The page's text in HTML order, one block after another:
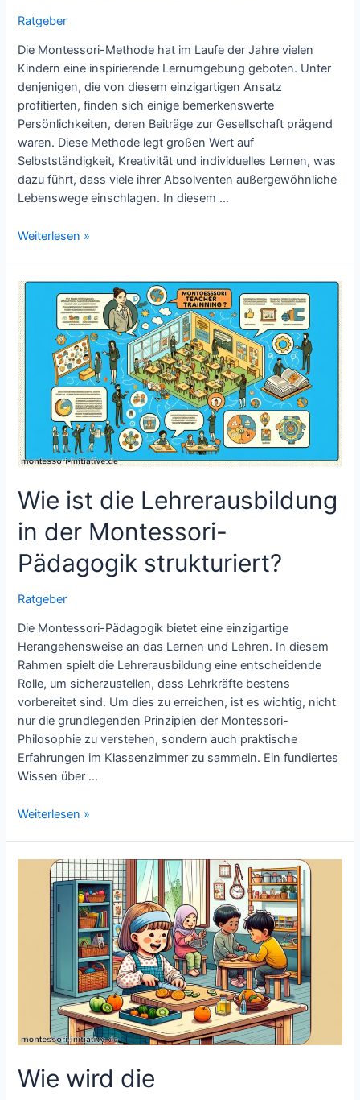
Ratgeber
Die Montessori-Methode hat im Laufe der Jahre vielen
Kindern eine inspirierende Lernumgebung geboten. Unter
denjenigen, die von diesem einzigartigen Ansatz
profitierten, finden sich einige bemerkenswerte
Persönlichkeiten, deren Beiträge zur Gesellschaft prägend
waren. Diese Methode legt großen Wert auf
Selbstständigkeit, Kreativität und individuelles Lernen, was
dazu führt, dass viele ihrer Absolventen außergewöhnliche
Lebenswege einschlagen. In diesem …
Welche
wurden
nach
der
Montessori-
Methode
unterrichtet?
Weiterlesen »
Wie ist die Lehrerausbildung
in der Montessori-
Pädagogik strukturiert?
Ratgeber
Die Montessori-Pädagogik bietet eine einzigartige
Herangehensweise an das Lernen und Lehren. In diesem
Rahmen spielt die Lehrerausbildung eine entscheidende
Rolle, um sicherzustellen, dass Lehrkräfte bestens
vorbereitet sind. Um dies zu erreichen, ist es wichtig, nicht
nur die grundlegenden Prinzipien der Montessori-
Philosophie zu verstehen, sondern auch praktische
Erfahrungen im Klassenzimmer zu sammeln. Ein fundiertes
Wissen über …
Wie
Lehrerausbildung
Montessori-
Pädagogik
strukturiert?
Weiterlesen »
Wie wird die